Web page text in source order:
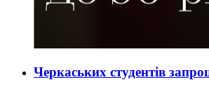
Черкаських студентів